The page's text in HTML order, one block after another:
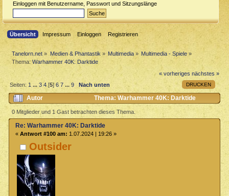
Einloggen mit Benutzername, Passwort und Sitzungslänge
Übersicht Impressum Einloggen Registrieren
Tanelorn.net » Medien & Phantastik » Multimedia » Multimedia - Spiele»
Thema:Warhammer 40K: Darktide
« vorheriges nächstes »
DRUCKEN
Seiten:1 ...3 4[5]6 7 ...9 Nach unten
Autor
Thema: Warhammer 40K: Darktide
(Gelesen 27018 mal)
0 Mitglieder und 1 Gast betrachten dieses Thema.
Outsider
Re: Warhammer 40K: Darktide
« Antwort #100 am: 1.07.2024 | 19:26 »